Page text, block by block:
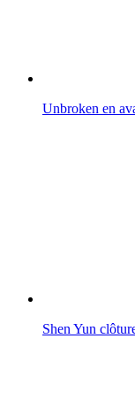
Unbroken en
Shen Yun